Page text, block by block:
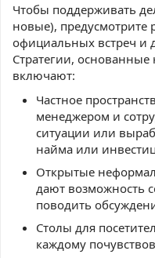
Чтобы поддерживать
новые), предусмотрите
официальных встреч и
Стратегии,
включают:
Частное
менеджером и
ситуации или
найма или
Открытые
дают возможность
поводить
Столы для
каждому